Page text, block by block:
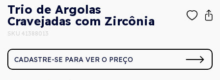
Trio de Argolas
Cravejadas com Zircônia
SKU 41388013
CADASTRE-SE PARA VER O PREÇO